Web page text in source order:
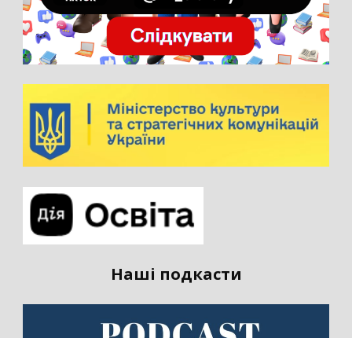
Наші подкасти